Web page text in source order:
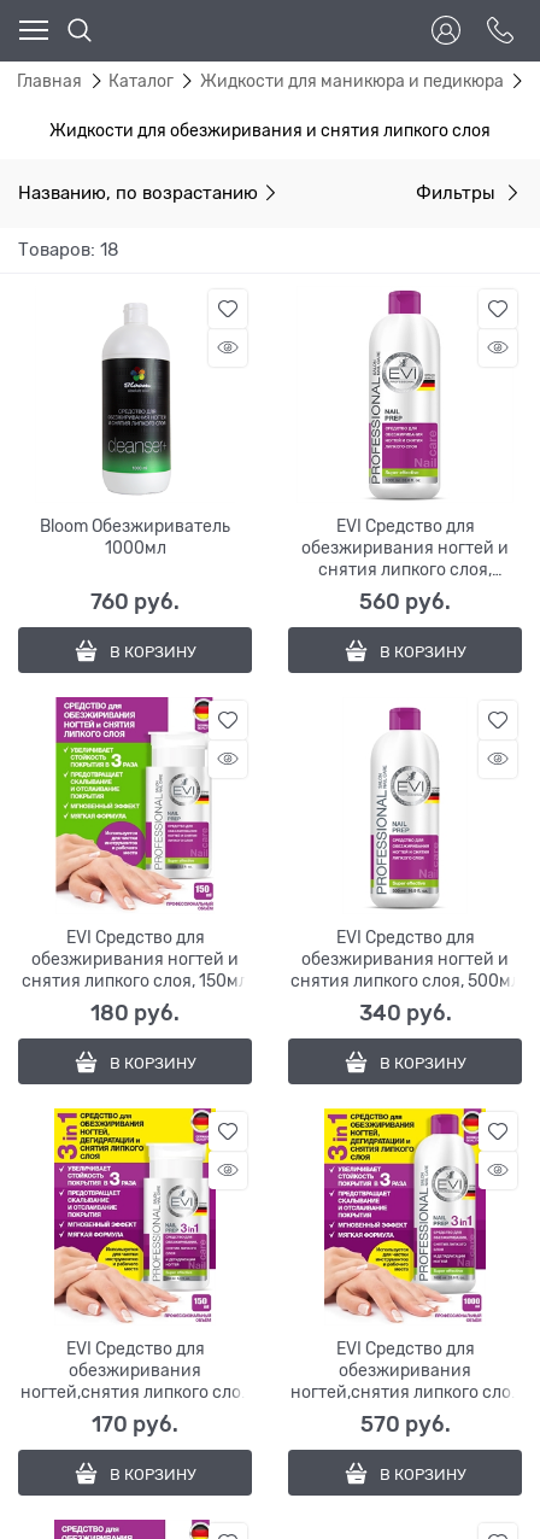
Главная Каталог Жидкости для маникюра и педикюра
Жидкости для обезжиривания и снятия липкого слоя
Названию, по возрастанию Фильтры
Товаров: 18
Bloom Обезжириватель
1000мл
760 руб.
В КОРЗИНУ
EVI Средство для
обезжиривания ногтей и
снятия липкого слоя,
1000мл
560 руб.
В КОРЗИНУ
EVI Средство для
обезжиривания ногтей и
снятия липкого слоя, 150мл
180 руб.
В КОРЗИНУ
EVI Средство для
обезжиривания ногтей и
снятия липкого слоя, 500мл
340 руб.
В КОРЗИНУ
EVI Средство для
обезжиривания
ногтей,снятия липкого слоя
и дегидр. ногтей с помп-
дозат 3в1,150мл
170 руб.
В КОРЗИНУ
EVI Средство для
обезжиривания
ногтей,снятия липкого слоя
и дегидрации ногтей
3в1,1000мл
570 руб.
В КОРЗИНУ